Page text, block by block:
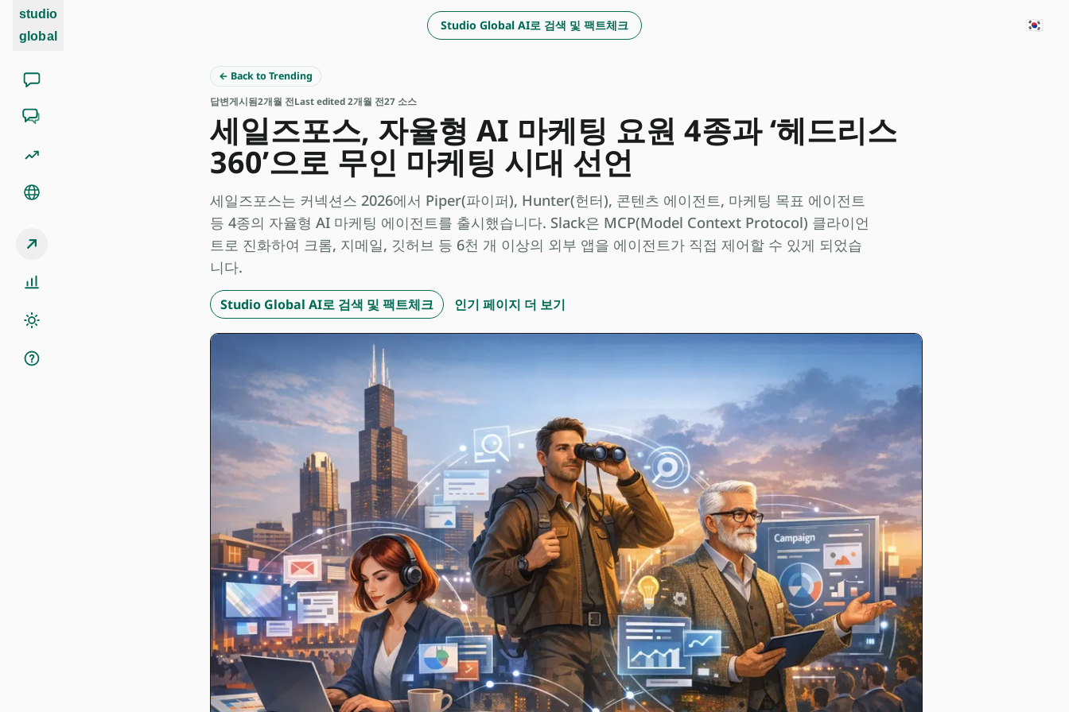
studio
global
Studio Global AI로 검색 및 팩트체크 🇰🇷
← Back to Trending
답변게시됨2개월 전Last edited 2개월 전27 소스
세일즈포스, 자율형 AI 마케팅 요원 4종과 ‘헤드리스
360’으로 무인 마케팅 시대 선언
세일즈포스는 커넥션스 2026에서 Piper(파이퍼), Hunter(헌터), 콘텐츠 에이전트, 마케팅 목표 에이전트
등 4종의 자율형 AI 마케팅 에이전트를 출시했습니다. Slack은 MCP(Model Context Protocol) 클라이언
트로 진화하여 크롬, 지메일, 깃허브 등 6천 개 이상의 외부 앱을 에이전트가 직접 제어할 수 있게 되었습
니다.
Studio Global AI로 검색 및 팩트체크 인기 페이지 더 보기